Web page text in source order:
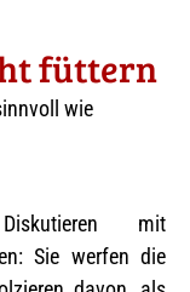
füttern
wie
Diskutieren mit
Sie werfen die